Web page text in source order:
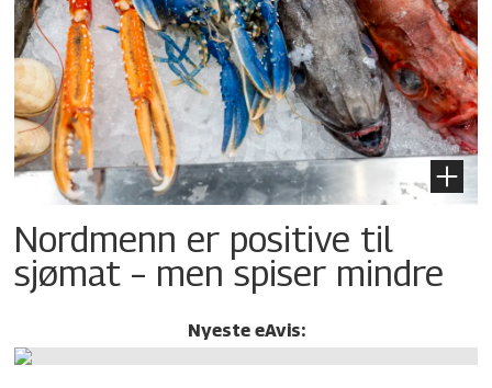
Nordmenn er positive til
sjømat – men spiser mindre
Nyeste eAvis: